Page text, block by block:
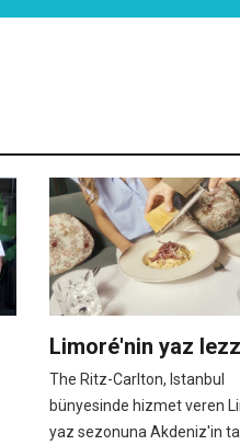
Limoré'nin yaz
The Ritz-Carlton, Istanbul
bünyesinde hizmet veren
yaz sezonuna Akdeniz'in